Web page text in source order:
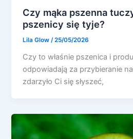
Czy mąka pszenna
pszenicy się tyje?
Lila Glow /25/05/2026
Czy to właśnie pszenica i
odpowiadają za przybieranie
zdarzyło Ci się słyszeć,